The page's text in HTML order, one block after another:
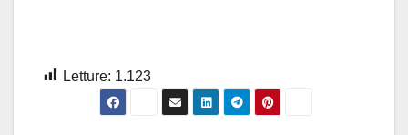
Letture: 1.123